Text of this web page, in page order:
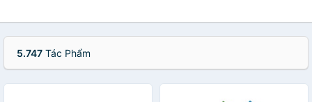
5.747 Tác Phẩm